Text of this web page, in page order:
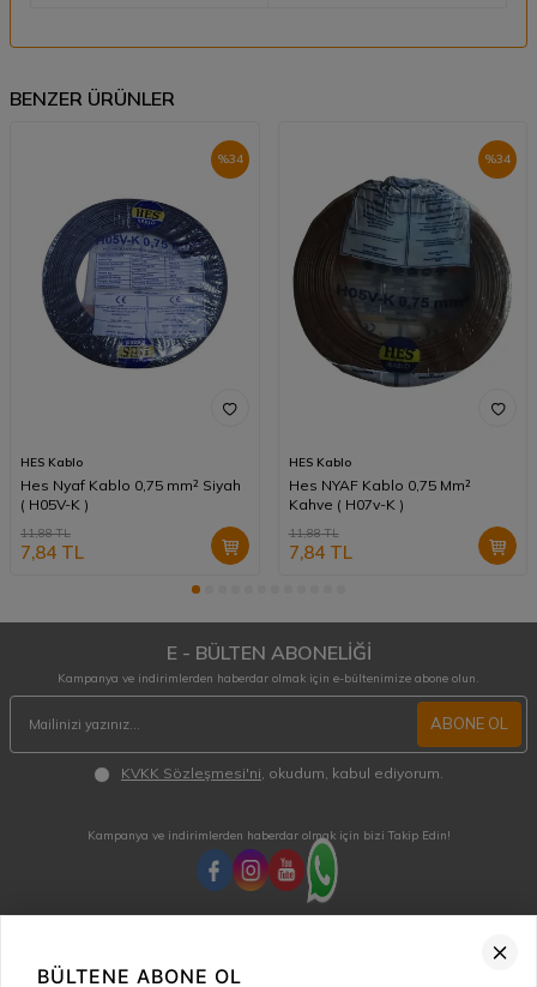
BENZER ÜRÜNLER
%34
HES Kablo
Hes Nyaf Kablo 0,75 mm² Siyah
( H05V-K )
11,88TL
7,84 TL
%34
HES Kablo
Hes NYAF Kablo 0,75 Mm²
Kahve ( H07v-K )
11,88TL
7,84TL
E - BÜLTEN ABONELİĞİ
Kampanya ve indirimlerden haberdar olmak için e-bültenimize abone olun.
ABONE OL
KVKK Sözleşmesi'ni , okudum, kabul ediyorum.
Kampanya ve indirimlerden haberdar olmak için bizi Takip Edin!
Hafta içi 08:00 - 18:00 / Cumartesi 08:00 - 13:00 arası merak ettiğiniz tüm sorular ve
siparişleriniz için ulaşabilirsiniz.
BÜLTENE ABONE OL